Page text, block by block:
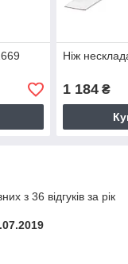
Ніж
1 184₴
з 36 відгуків за рік